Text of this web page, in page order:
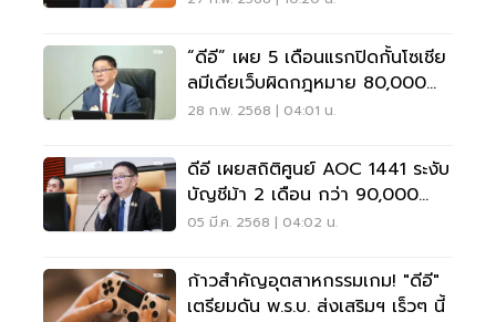
“ดีอี” เผย 5 เดือนแรกปิดกั้นโซเชีย
ลมีเดียเว็บผิดกฎหมาย 80,000
รายการ
28 ก.พ. 2568 | 04:01 น.
ดีอี เผยสถิติศูนย์ AOC 1441 ระงับ
บัญชีม้า 2 เดือน กว่า 90,000
บัญชี
05 มี.ค. 2568 | 04:02 น.
ก้าวสำคัญอุตสาหกรรมเกม! "ดีอี"
เตรียมดัน พ.ร.บ. ส่งเสริมฯ เร็วๆ นี้